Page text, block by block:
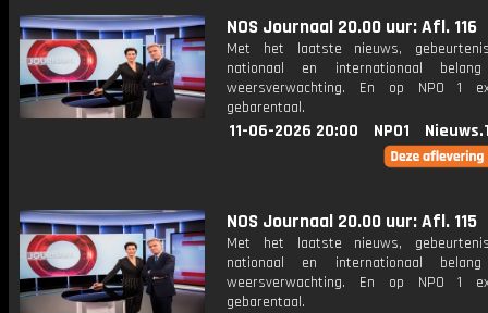
NOS Journaal 20.00 uur: Afl. 116
Met het laatste nieuws,
nationaal en internationaal
weersverwachting. En op NPO 1
gebarentaal.
11-06-2026 20:00 NPO1
NOS Journaal 20.00 uur: Afl. 115
Met het laatste nieuws,
nationaal en internationaal
weersverwachting. En op NPO 1
gebarentaal.